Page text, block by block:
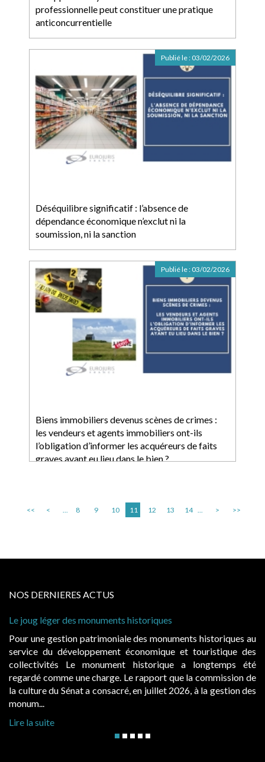
professionnelle peut constituer une pratique
anticoncurrentielle
Déséquilibre significatif : l’absence de
dépendance économique n’exclut ni la
soumission, ni la sanction
Publié le : 03/02/2026
Biens immobiliers devenus scènes de crimes :
les vendeurs et agents immobiliers ont-ils
l’obligation d’informer les acquéreurs de faits
graves ayant eu lieu dans le bien ?
Publié le : 03/02/2026
<< < ... 8 9 10 11 12 13 14 ... > >>
NOS DERNIERES ACTUS
historiques
des monuments historiques au
économique et touristique des
historique a longtemps été
charge. Le rapport que la commission de
a consacré, en juillet 2026, à la gestion des
Evocatrices des
également un beau
public, elles
d’occupation.